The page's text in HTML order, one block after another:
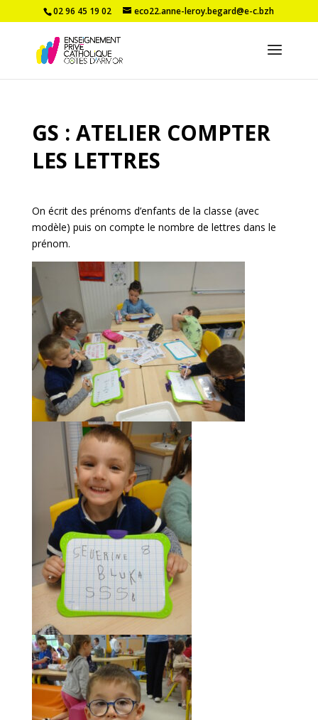
02 96 45 19 02 eco22.anne-leroy.begard@e-c.bzh
GS : ATELIER COMPTER
LES LETTRES
On écrit des prénoms d’enfants de la classe (avec
modèle) puis on compte le nombre de lettres dans le
prénom.